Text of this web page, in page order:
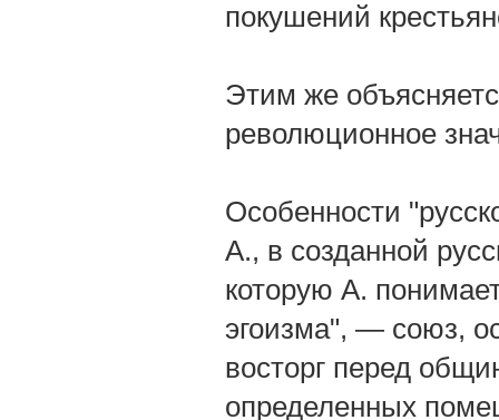
покушений
Этим же
революционное
Особенности
А., в созданной
которую А.
эгоизма", — союз,
восторг перед
определенных